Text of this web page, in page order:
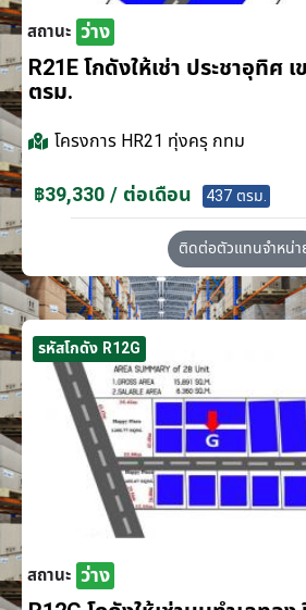
สถานะ ว่าง
R21E โกดังให้เช่า ประชาอุทิศ
ตรม.
โครงการ HR21 ทุ่งครุ กทม
฿39,330 / ต่อเดือน 437 ตรม.
ติดต่อตัวแทนจำหน่า
รหัสโกดัง R12G
สถานะ ว่าง